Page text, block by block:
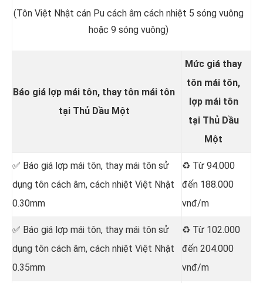
(Tôn Việt Nhật cán Pu cách âm cách nhiệt 5 sóng vuông
hoặc 9 sóng vuông)
Báo giá lợp mái tôn, thay tôn mái tôn
tại Thủ Dầu Một
Mức giá thay
tôn mái tôn,
lợp mái tôn
tại Thủ Dầu
Một
✅ Báo giá lợp mái tôn, thay mái tôn sử
dụng tôn cách âm, cách nhiệt Việt Nhật
0.30mm
♻️ Từ 94.000
đến 188.000
vnđ/m
✅ Báo giá lợp mái tôn, thay mái tôn sử
dụng tôn cách âm, cách nhiệt Việt Nhật
0.35mm
♻️ Từ 102.000
đến 204.000
vnđ/m